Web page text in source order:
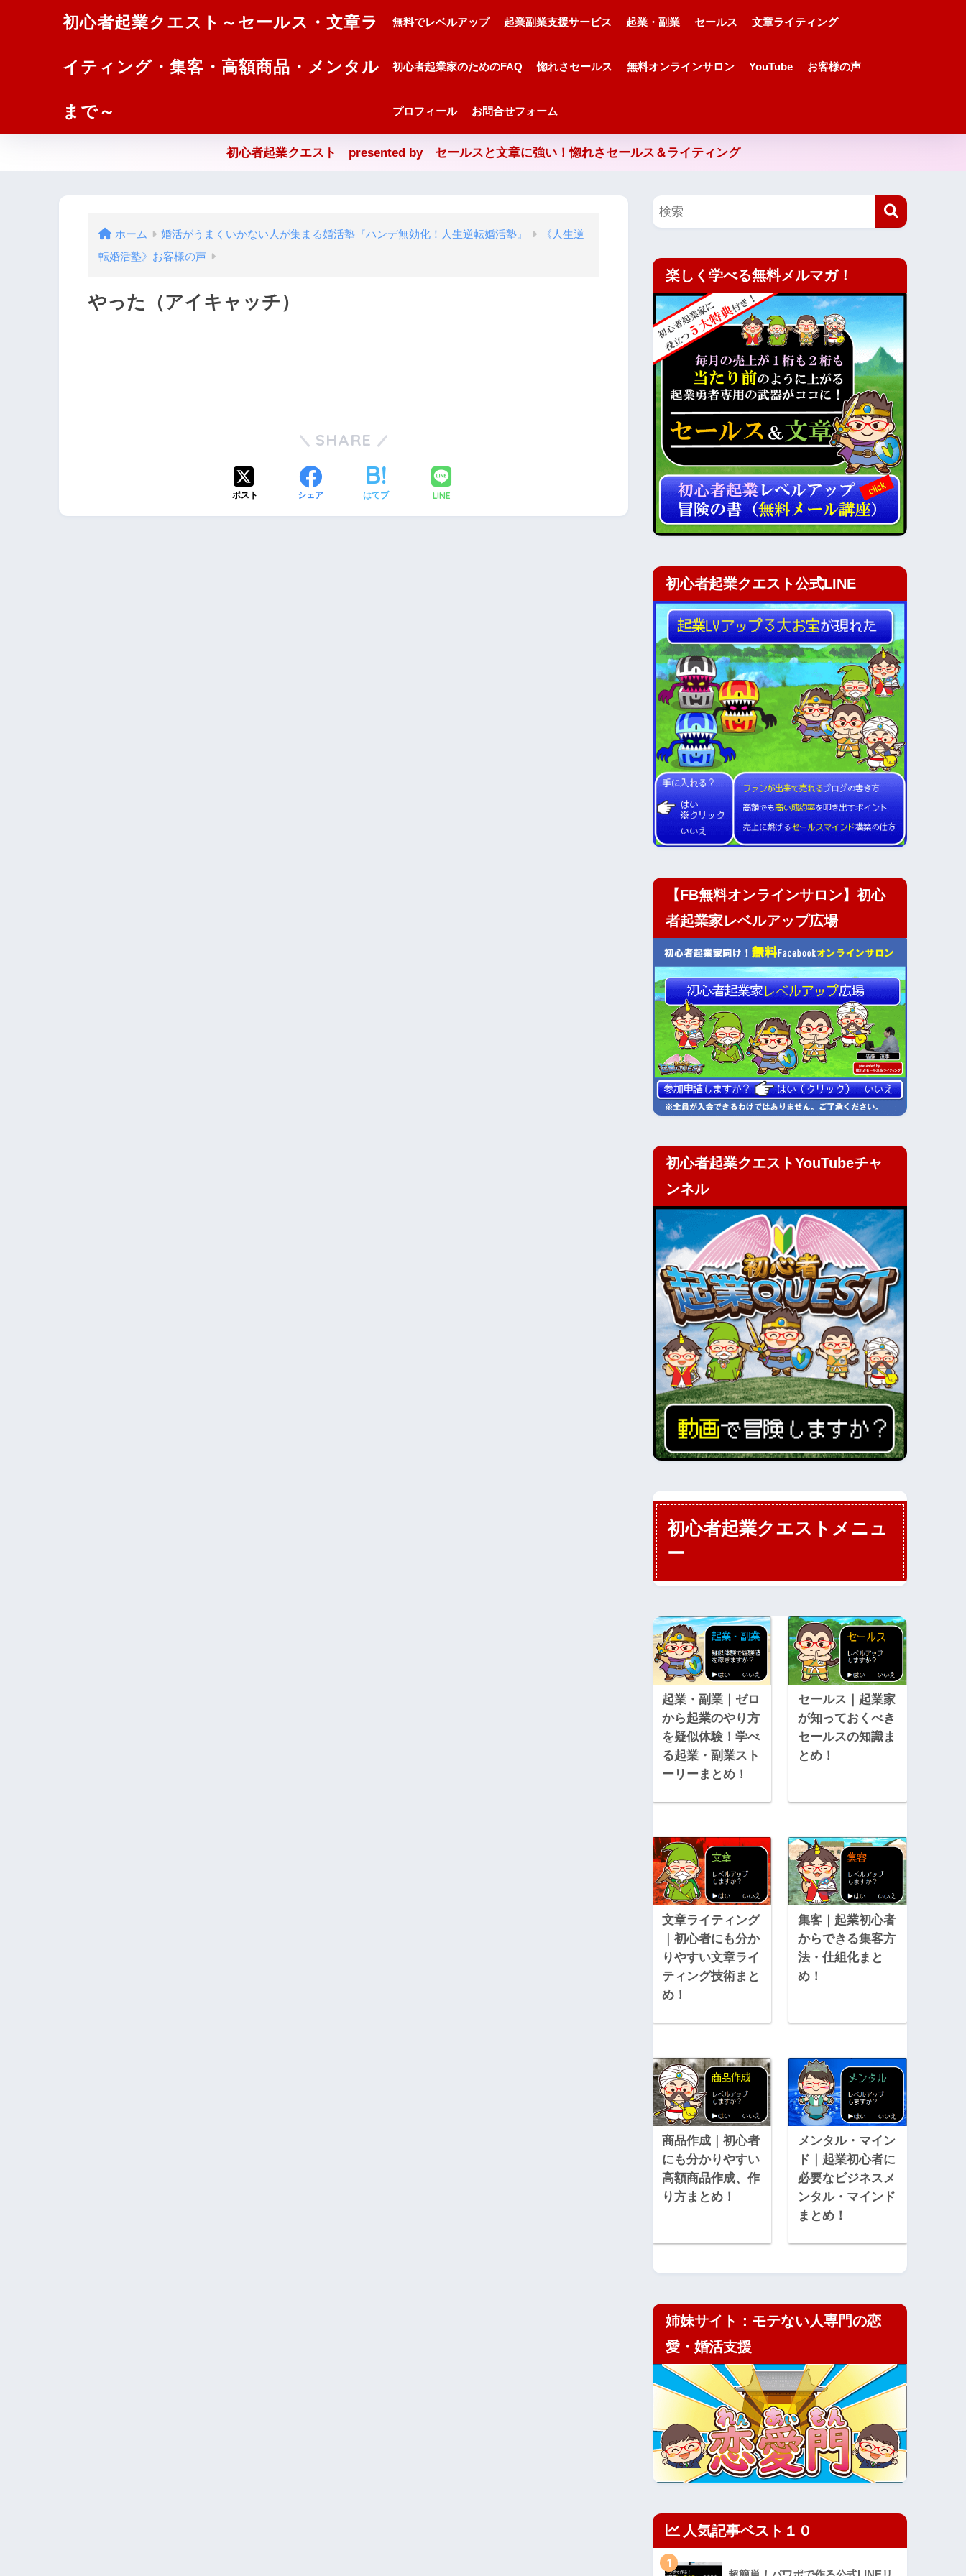
初心者起業クエスト～セールス・文章ラ
イティング・集客・高額商品・メンタル
まで～
無料でレベルアップ 起業副業支援サービス 起業・副業 セールス 文章ライティング
初心者起業家のためのFAQ 惚れさセールス 無料オンラインサロン YouTube お客様の声
プロフィール お問合せフォーム
初心者起業クエスト presented by セールスと文章に強い！惚れさセールス＆ライティング
ホーム 婚活がうまくいかない人が集まる婚活塾『ハンデ無効化！人生逆転婚活塾』
《人生逆
転婚活塾》お客様の声
やった（アイキャッチ）
SHARE
ポスト シェア はてブ LINE
楽しく学べる無料メルマガ！
初心者起業クエスト公式LINE
【FB無料オンラインサロン】初心
者起業家レベルアップ広場
初心者起業クエストYouTubeチャ
ンネル
初心者起業クエストメニュ
ー
起業・副業｜ゼロ
から起業のやり方
を疑似体験！学べ
る起業・副業スト
ーリーまとめ！
セールス｜起業家
が知っておくべき
セールスの知識ま
とめ！
文章ライティング
｜初心者にも分か
りやすい文章ライ
ティング技術まと
め！
集客｜起業初心者
からできる集客方
法・仕組化まと
め！
商品作成｜初心者
にも分かりやすい
高額商品作成、作
り方まとめ！
メンタル・マイン
ド｜起業初心者に
必要なビジネスメ
ンタル・マインド
まとめ！
姉妹サイト：モテない人専門の恋
愛・婚活支援
人気記事ベスト１０
1